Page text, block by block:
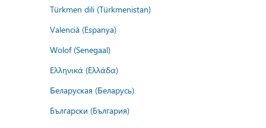
Türkmen dili (Türkmenistan)
Valencià (Espanya)
Wolof (Senegaal)
Ελληνικά (Ελλάδα)
Беларуская (Беларусь)
Български (България)